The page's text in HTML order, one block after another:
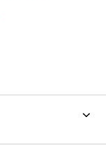
lượng 190g
gia công tốt, hạn